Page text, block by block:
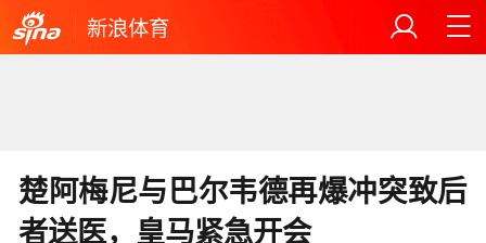
新浪体育
楚阿梅尼与巴尔韦德再爆冲突致后
者送医，皇马紧急开会